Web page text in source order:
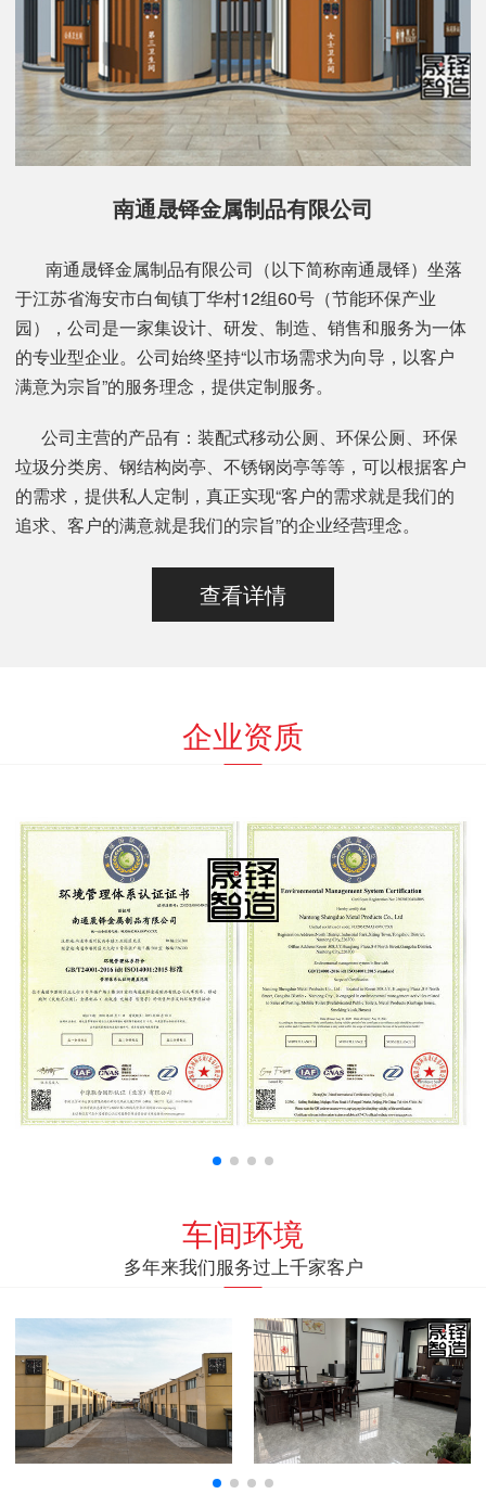
南通晟铎金属制品有限公司
南通晟铎金属制品有限公司（以下简称南通晟铎）坐落
于江苏省海安市白甸镇丁华村12组60号（节能环保产业
园），公司是一家集设计、研发、制造、销售和服务为一体
的专业型企业。公司始终坚持“以市场需求为向导，以客户
满意为宗旨”的服务理念，提供定制服务。
公司主营的产品有：装配式移动公厕、环保公厕、环保
垃圾分类房、钢结构岗亭、不锈钢岗亭等等，可以根据客户
的需求，提供私人定制，真正实现“客户的需求就是我们的
追求、客户的满意就是我们的宗旨”的企业经营理念。
查看详情
企业资质
车间环境
多年来我们服务过上千家客户